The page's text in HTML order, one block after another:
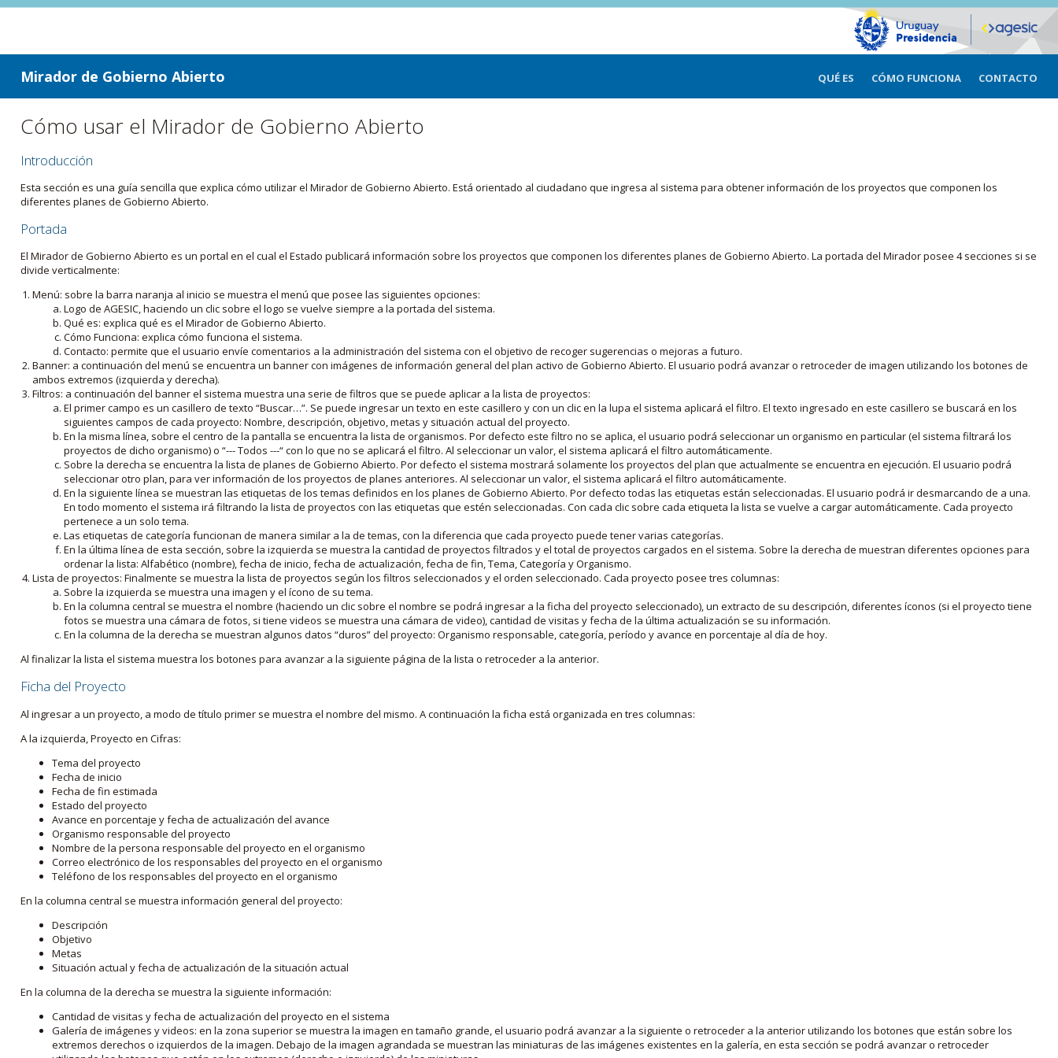
ir a contenido
ir al menú
Mirador de Gobierno Abierto QUÉ ES CÓMO FUNCIONA CONTACTO
Cómo usar el Mirador de Gobierno Abierto
Introducción
Esta sección es una guía sencilla que explica cómo utilizar el Mirador de Gobierno Abierto. Está orientado al ciudadano que ingresa al sistema para obtener información de los proyectos que componen los
diferentes planes de Gobierno Abierto.
Portada
El Mirador de Gobierno Abierto es un portal en el cual el Estado publicará información sobre los proyectos que componen los diferentes planes de Gobierno Abierto. La portada del Mirador posee 4 secciones si se
divide verticalmente:
Menú: sobre la barra naranja al inicio se muestra el menú que posee las siguientes opciones:
Logo de AGESIC, haciendo un clic sobre el logo se vuelve siempre a la portada del sistema.
Qué es: explica qué es el Mirador de Gobierno Abierto.
Cómo Funciona: explica cómo funciona el sistema.
Contacto: permite que el usuario envíe comentarios a la administración del sistema con el objetivo de recoger sugerencias o mejoras a futuro.
Banner: a continuación del menú se encuentra un banner con imágenes de información general del plan activo de Gobierno Abierto. El usuario podrá avanzar o retroceder de imagen utilizando los botones de
ambos extremos (izquierda y derecha).
Filtros: a continuación del banner el sistema muestra una serie de filtros que se puede aplicar a la lista de proyectos:
El primer campo es un casillero de texto “Buscar…”. Se puede ingresar un texto en este casillero y con un clic en la lupa el sistema aplicará el filtro. El texto ingresado en este casillero se buscará en los
siguientes campos de cada proyecto: Nombre, descripción, objetivo, metas y situación actual del proyecto.
En la misma línea, sobre el centro de la pantalla se encuentra la lista de organismos. Por defecto este filtro no se aplica, el usuario podrá seleccionar un organismo en particular (el sistema filtrará los
proyectos de dicho organismo) o “--- Todos ---“ con lo que no se aplicará el filtro. Al seleccionar un valor, el sistema aplicará el filtro automáticamente.
Sobre la derecha se encuentra la lista de planes de Gobierno Abierto. Por defecto el sistema mostrará solamente los proyectos del plan que actualmente se encuentra en ejecución. El usuario podrá
seleccionar otro plan, para ver información de los proyectos de planes anteriores. Al seleccionar un valor, el sistema aplicará el filtro automáticamente.
En la siguiente línea se muestran las etiquetas de los temas definidos en los planes de Gobierno Abierto. Por defecto todas las etiquetas están seleccionadas. El usuario podrá ir desmarcando de a una.
En todo momento el sistema irá filtrando la lista de proyectos con las etiquetas que estén seleccionadas. Con cada clic sobre cada etiqueta la lista se vuelve a cargar automáticamente. Cada proyecto
pertenece a un solo tema.
Las etiquetas de categoría funcionan de manera similar a la de temas, con la diferencia que cada proyecto puede tener varias categorías.
En la última línea de esta sección, sobre la izquierda se muestra la cantidad de proyectos filtrados y el total de proyectos cargados en el sistema. Sobre la derecha de muestran diferentes opciones para
ordenar la lista: Alfabético (nombre), fecha de inicio, fecha de actualización, fecha de fin, Tema, Categoría y Organismo.
Lista de proyectos: Finalmente se muestra la lista de proyectos según los filtros seleccionados y el orden seleccionado. Cada proyecto posee tres columnas:
Sobre la izquierda se muestra una imagen y el ícono de su tema.
En la columna central se muestra el nombre (haciendo un clic sobre el nombre se podrá ingresar a la ficha del proyecto seleccionado), un extracto de su descripción, diferentes íconos (si el proyecto tiene
fotos se muestra una cámara de fotos, si tiene videos se muestra una cámara de video), cantidad de visitas y fecha de la última actualización se su información.
En la columna de la derecha se muestran algunos datos “duros” del proyecto: Organismo responsable, categoría, período y avance en porcentaje al día de hoy.
Al finalizar la lista el sistema muestra los botones para avanzar a la siguiente página de la lista o retroceder a la anterior.
Ficha del Proyecto
Al ingresar a un proyecto, a modo de título primer se muestra el nombre del mismo. A continuación la ficha está organizada en tres columnas:
A la izquierda, Proyecto en Cifras:
Tema del proyecto
Fecha de inicio
Fecha de fin estimada
Estado del proyecto
Avance en porcentaje y fecha de actualización del avance
Organismo responsable del proyecto
Nombre de la persona responsable del proyecto en el organismo
Correo electrónico de los responsables del proyecto en el organismo
Teléfono de los responsables del proyecto en el organismo
En la columna central se muestra información general del proyecto:
Descripción
Objetivo
Metas
Situación actual y fecha de actualización de la situación actual
En la columna de la derecha se muestra la siguiente información:
Cantidad de visitas y fecha de actualización del proyecto en el sistema
Galería de imágenes y videos: en la zona superior se muestra la imagen en tamaño grande, el usuario podrá avanzar a la siguiente o retroceder a la anterior utilizando los botones que están sobre los
extremos derechos o izquierdos de la imagen. Debajo de la imagen agrandada se muestran las miniaturas de las imágenes existentes en la galería, en esta sección se podrá avanzar o retroceder